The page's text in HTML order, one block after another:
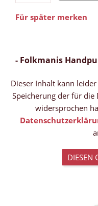
Für später merken
- Folkmanis
Dieser Inhalt kann
Speicherung der für
widersprochen
DIESEN